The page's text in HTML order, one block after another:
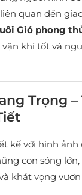
quan đến
Gió phong
khí tốt và
Trọng
kế với hình
con sóng
khát vọng vươn